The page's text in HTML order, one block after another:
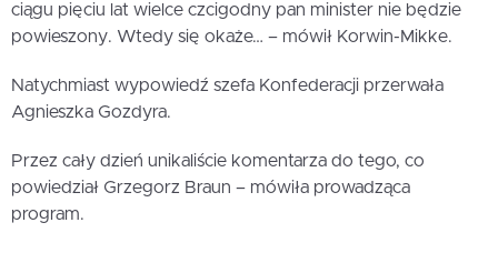
ciągu pięciu lat wielce czcigodny pan minister nie będzie
powieszony. Wtedy się okaże… – mówił Korwin-Mikke.
Natychmiast wypowiedź szefa Konfederacji przerwała
Agnieszka Gozdyra.
Przez cały dzień unikaliście komentarza do tego, co
powiedział Grzegorz Braun – mówiła prowadząca
program.